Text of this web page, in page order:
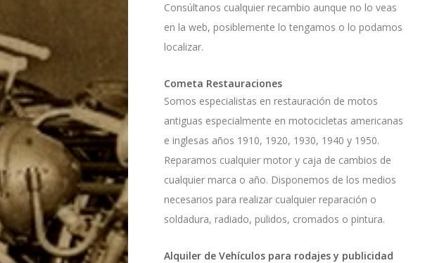
Consúltanos cualquier recambio aunque no lo veas
en la web, posiblemente lo tengamos o lo podamos
localizar.
Cometa Restauraciones
Somos especialistas en restauración de motos
antiguas especialmente en motocicletas americanas
e inglesas años 1910, 1920, 1930, 1940 y 1950.
Reparamos cualquier motor y caja de cambios de
cualquier marca o año. Disponemos de los medios
necesarios para realizar cualquier reparación o
soldadura, radiado, pulidos, cromados o pintura.
Alquiler de Vehículos para rodajes y publicidad